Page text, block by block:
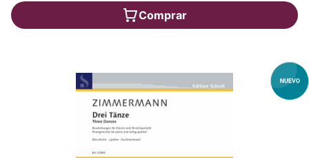
Comprar